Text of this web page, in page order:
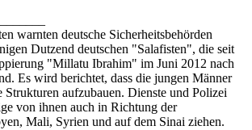
warnten deutsche Sicherheitsbehörden
Dutzend deutschen "Salafisten", die seit
"Millatu Ibrahim" im Juni 2012 nach
Es wird berichtet, dass die jungen Männer
Strukturen aufzubauen. Dienste und Polizei
von ihnen auch in Richtung der
Mali, Syrien und auf dem Sinai ziehen.